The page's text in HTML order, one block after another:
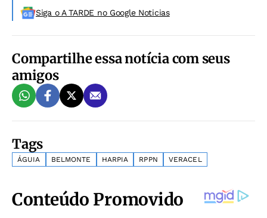
Siga o A TARDE no Google Noticias
Compartilhe essa notícia com seus
amigos
Tags
ÁGUIA BELMONTE HARPIA RPPN VERACEL